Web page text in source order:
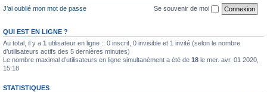
J’ai oublié mon mot de passe
Se souvenir de moi
QUI EST EN LIGNE ?
Au total, il y a 1 utilisateur en ligne :: 0 inscrit, 0 invisible et 1 invité (selon le nombre
d’utilisateurs actifs des 5 dernières minutes)
Le nombre maximal d’utilisateurs en ligne simultanément a été de 18 le mer. avr. 01 2020,
15:18
STATISTIQUES